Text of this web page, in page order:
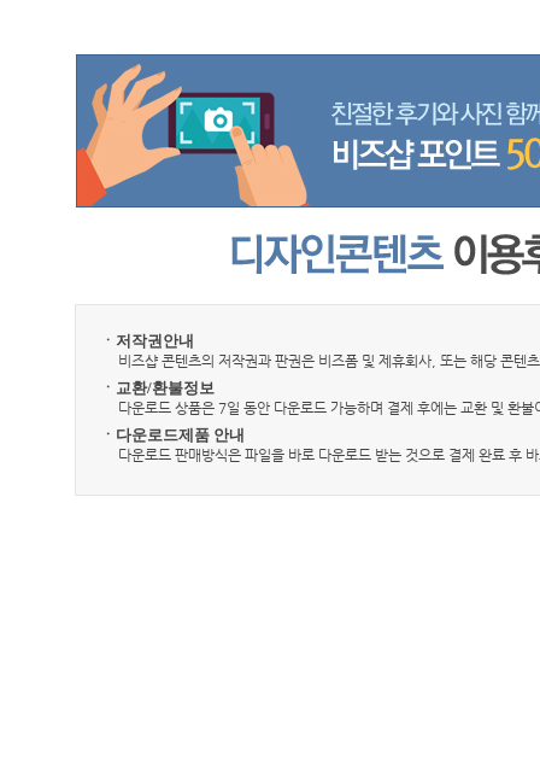
ㆍ저작권안내
비즈샵 콘텐츠의 저작권과 판권은 비즈폼 및 제휴회사, 또는 해당 콘텐
ㆍ교환/환불정보
다운로드 상품은 7일 동안 다운로드 가능하며 결제 후에는 교환 및 환
ㆍ다운로드제품 안내
다운로드 판매방식은 파일을 바로 다운로드 받는 것으로 결제 완료 후